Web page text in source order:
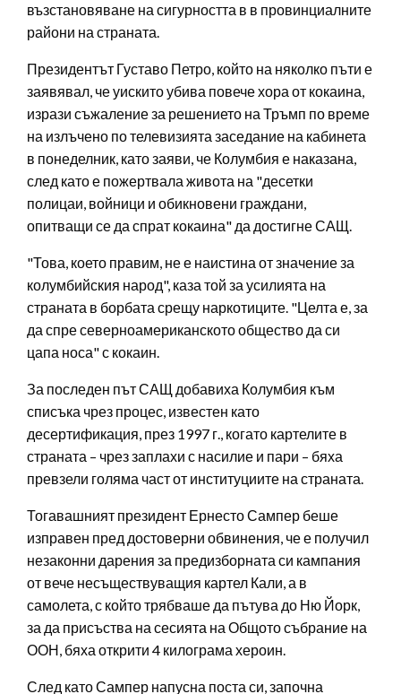
възстановяване на сигурността в в провинциалните
райони на страната.
Президентът Густаво Петро, който на няколко пъти е
заявявал, че уискито убива повече хора от кокаина,
изрази съжаление за решението на Тръмп по време
на излъчено по телевизията заседание на кабинета
в понеделник, като заяви, че Колумбия е наказана,
след като е пожертвала живота на "десетки
полицаи, войници и обикновени граждани,
опитващи се да спрат кокаина" да достигне САЩ.
"Това, което правим, не е наистина от значение за
колумбийския народ", каза той за усилията на
страната в борбата срещу наркотиците. "Целта е, за
да спре северноамериканското общество да си
цапа носа" с кокаин.
За последен път САЩ добавиха Колумбия към
списъка чрез процес, известен като
десертификация, през 1997 г., когато картелите в
страната – чрез заплахи с насилие и пари – бяха
превзели голяма част от институциите на страната.
Тогавашният президент Ернесто Сампер беше
изправен пред достоверни обвинения, че е получил
незаконни дарения за предизборната си кампания
от вече несъществуващия картел Кали, а в
самолета, с който трябваше да пътува до Ню Йорк,
за да присъства на сесията на Общото събрание на
ООН, бяха открити 4 килограма хероин.
След като Сампер напусна поста си, започна